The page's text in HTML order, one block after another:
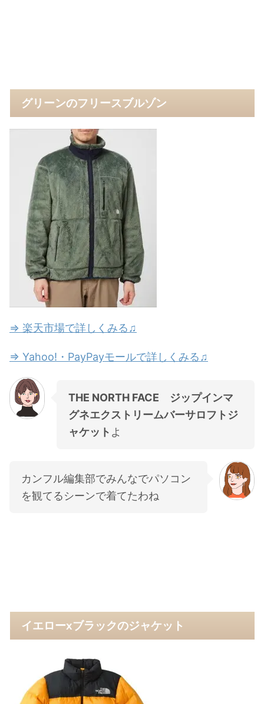
グリーンのフリースブルゾン
⇒ 楽天市場で詳しくみる♫
⇒ Yahoo!・PayPayモールで詳しくみる♫
THE NORTH FACE ジップインマ
グネエクストリームバーサロフトジ
ャケット よ
カンフル編集部でみんなでパソコン
を観てるシーンで着てたわね
イエローxブラックのジャケット